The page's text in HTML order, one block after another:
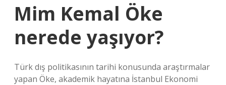
Mim Kemal Öke
nerede yaşıyor?
Türk dış politikasının tarihi konusunda araştırmalar
yapan Öke, akademik hayatına İstanbul Ekonomi